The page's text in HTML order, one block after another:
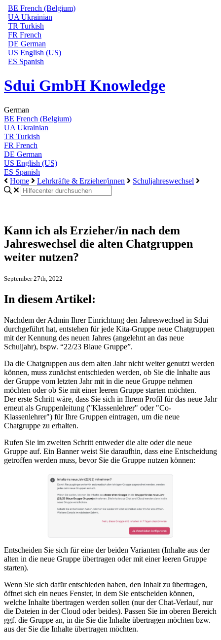
BE French (Belgium)
UA Ukrainian
TR Turkish
FR French
DE German
US English (US)
ES Spanish
Sdui GmbH Knowledge
German
BE French (Belgium)
UA Ukrainian
TR Turkish
FR French
DE German
US English (US)
ES Spanish
Home
Lehrkräfte & Erzieher/innen Schuljahreswechsel
Kann ich als Erzieher/in nach dem
Jahreswechsel die alten Chatgruppen
weiter nutzen?
September 27th, 2022
In diesem Artikel:
Nachdem der Admin Ihrer Einrichtung den Jahreswechsel in Sdui
durchgeführt hat, entstehen für jede Kita-Gruppe neue Chatgruppen
mit der Kennung des neuen Jahres (angelehnt an das neue
Schuljahr), bspw. “22/23 Blaue Gruppe”.
Da die Chatgruppen aus dem alten Jahr nicht weiter genutzt werden
können, muss zunächst entschieden werden, ob Sie die Inhalte aus
der Gruppe vom letzten Jahr mit in die neue Gruppe nehmen
möchten oder ob Sie mit einer leeren Gruppe starten möchten.
Der erste Schritt wäre, dass Sie sich in Ihrem Profil für das neue Jahr
erneut als Gruppenleitung ("Klassenlehrer" oder "Co-
Klassenlehrer") für Ihre Gruppen eintragen, um die neue
Chatgruppe zu erhalten.
Rufen Sie im zweiten Schritt entweder die alte oder die neue
Gruppe auf. Ein Banner weist Sie daraufhin, dass eine Entscheidung
getroffen werden muss, bevor Sie die Gruppe nutzen können:
Entscheiden Sie sich für eine der beiden Varianten (Inhalte aus der
alten in die neue Gruppe übertragen oder mit einer leeren Gruppe
starten).
Wenn Sie sich dafür entschieden haben, den Inhalt zu übertragen,
öffnet sich ein neues Fenster, in dem Sie entscheiden können,
welche Inhalte übertragen werden sollen (nur der Chat-Verlauf, nur
die Dateien in der Cloud oder beides). Passen Sie im oberen Bereich
ggf. die Gruppe an, in die Sie die Inhalte übertragen möchten bzw.
aus der Sie die Inhalte übertragen möchten.